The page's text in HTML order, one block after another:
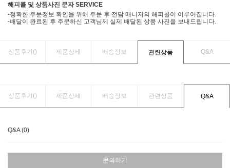
해피콜 및 상품사진 문자 SERVICE
-정확한 주문정보 확인을 위해 주문 후 전담 매니저의 해피콜이 이루어집니다.
-배달이 완료된 후 주문하신 고객님께 실제 배달된 상품 사진을 보내드립니다.
상품후기() 제품상세 배송정보 관련상품 Q&A
상품후기() 제품상세 배송정보 관련상품 Q&A
Q&A (0)
문의하기